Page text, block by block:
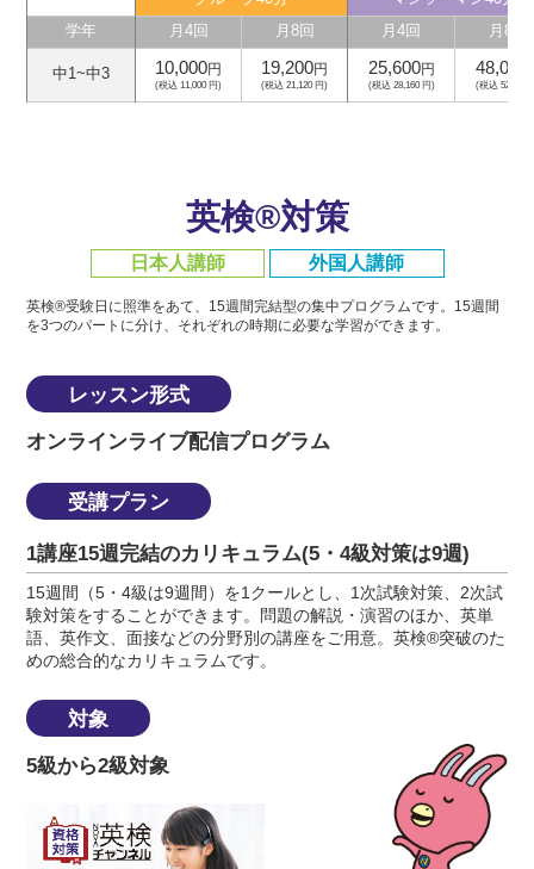
学年
月4回 月8回 月4回 月8回
中1~中3 10,000円
(税込 11,000 円)
19,200円
(税込 21,120 円)
25,600円
(税込 28,160 円)
48,000
(税込 52,800
英検®対策
日本人講師 外国人講師
英検®受験日に照準をあて、15週間完結型の集中プログラムです。 15週間
を3つのパートに分け、それぞれの時期に必要な学習ができます。
レッスン形式
オンラインライブ配信プログラム
受講プラン
1講座15週完結のカリキュラム(5・4級対策は9週)
15週間（5・4級は9週間）を1クールとし、1次試験対策、2次試
験対策をすることができます。問題の解説・演習のほか、英単
語、英作文、面接などの分野別の講座をご用意。英検®突破のた
めの総合的なカリキュラムです。
対象
5級から2級対象